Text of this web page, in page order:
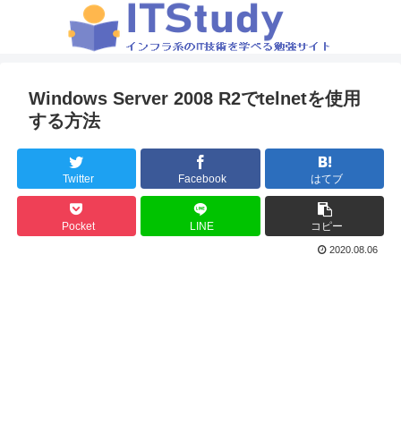
Windows Server 2008 R2でtelnetを使用
する方法
Twitter Facebook はてブ
Pocket LINE コピー
2020.08.06